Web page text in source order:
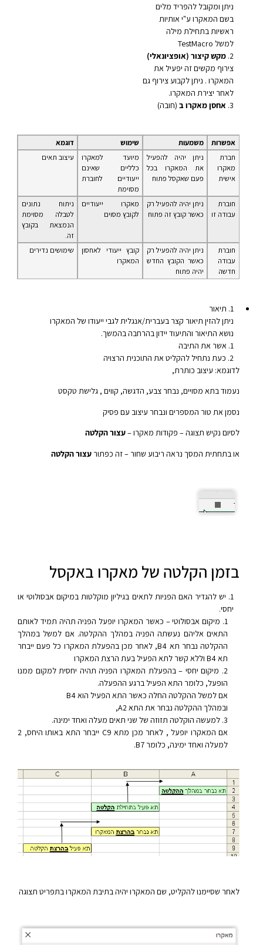
ניתן ומקובל להפריד מלים
בשם המאקרו ע"י אותיות
ראשיות בתחילת מילה
למשל TestMacro
מקש קיצור (אופציונאלי)
צירוף מקשים זה יפעיל את
המאקרו . ניתן לקבוע צירוף גם
לאחר יצירת המאקרו.
אחסן מאקרו ב (חובה)
אפשרות משמעות שימוש
דוגמא
חברת
מאקרו
אישית
ניתן יהיה להפעיל
את המאקרו בכל
פעם שאקסל פתוח
מיועד למאקרו
כלליים שאינם
ייעודיים לחוברת
מסוימת
עיצוב תאים
חוברת
עבודה זו
ניתן יהיה להפעיל רק
כאשר קובץ זה פתוח
מאקרו ייעודיים
לקובץ מסוים
ניתוח נתונים
לטבלה מסוימת
הנמצאת בקובץ
זה.
חוברת
עבודה
חדשה
ניתן יהיה להפעיל רק
כאשר הקובץ החדש
יהיה פתוח
קובץ ייעודי לאחסון
המאקרו
שימושים נדירים
תיאור
ניתן להזין תיאור קצר בעברית/אנגלית לגבי ייעודו של המאקרו
נושא התיאור והתיעוד יידון בהרחבה בהמשך.
אשר את התיבה
כעת נתחיל להקליט את התוכנית הרצויה
לדוגמא: עיצוב כותרת,
נעמוד בתא מסויים, נבחר צבע, הדגשה, קווים , גלישת טקסט
נסמן את טור המספרים ונבחר עיצוב עם פסיק
לסיום נקיש תצוגה – פקודות מאקרו –עצור הקלטה
או בתחתית המסך נראה ריבוע שחור – זה כפתורעצור הקלטה
בזמן הקלטה של מאקרו באקסל
יש להגדיר האם הפניות לתאים בגיליון מוקלטות במיקום אבסולוטי או
יחסי.
מיקום אבסולוטי – כאשר המאקרו יופעל הפניה תהיה תמיד לאותם
התאים אליהם נעשתה הפניה במהלך ההקלטה. אם למשל במהלך
ההקלטה נבחר תא B4, לאחר מכן בהפעלת המאקרו כל פעם ייבחר
תא B4 וללא קשר לתא הפעיל בעת הרצת המאקרו
מיקום יחסי – בהפעלת המאקרו הפניה תהיה יחסית למקום ממנו
הופעל, כלומר התא הפעיל ברגע ההפעלה.
אם למשל ההקלטה החלה כאשר התא הפעיל הוא B4
ובמהלך ההקלטה נבחר את התא A2,
למעשה הוקלטה תזוזה של שני תאים מעלה ואחד ימינה.
אם המאקרו יופעל , לאחר מכן מתא C9 ייבחר התא באותו היחס, 2
למעלה ואחד ימינה, כלומר B7.
לאחר שסיימנו להקליט, שם המאקרו יהיה בתיבת המאקרו בתפריט תצוגה